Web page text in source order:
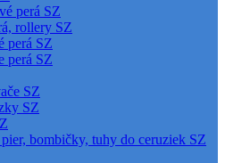
perá SZ
rollery SZ
perá SZ
perá SZ
SZ
SZ
bombičky, tuhy do ceruziek SZ